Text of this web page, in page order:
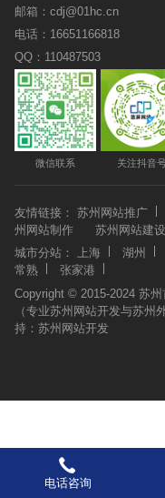
邮箱：cdj@01hc.cn
电话：16651166818
QQ：110487503
微信联系 关注抖音
友情链接： 苏州网站推广
州网站制作
苏州网站建设
城市分站：
上海 湖州
常熟
张家港
Copyright © 2015-2024 苏
（专业苏州网站开发与苏州
持： 苏州网站开发
电话咨询